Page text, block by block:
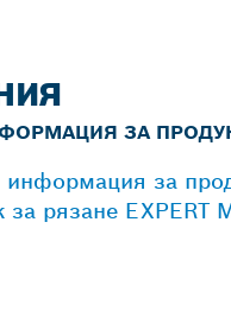
ЗА
за
за рязане EXPERT